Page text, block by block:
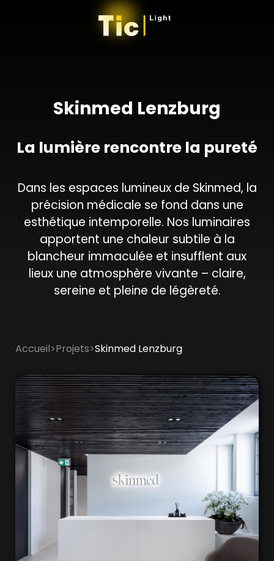
Skinmed Lenzburg
La lumière rencontre la pureté
Dans les espaces lumineux de Skinmed, la
précision médicale se fond dans une
esthétique intemporelle. Nos luminaires
apportent une chaleur subtile à la
blancheur immaculée et insufflent aux
lieux une atmosphère vivante – claire,
sereine et pleine de légèreté.
Accueil>Projets>Skinmed Lenzburg